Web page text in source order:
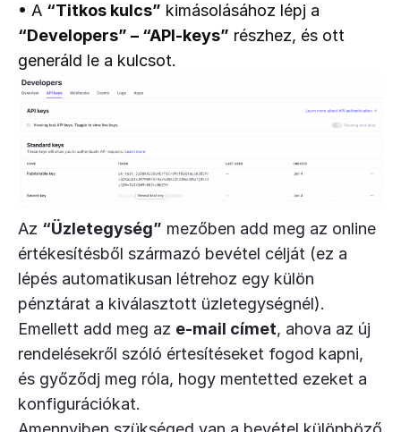
• A “Titkos kulcs”
“Developers” – “API-keys” részhez, és ott
generáld le a kulcsot.
Az “Üzletegység” mezőben add meg az online
értékesítésből származó bevétel célját (ez a
lépés automatikusan létrehoz egy külön
pénztárat a kiválasztott üzletegységnél).
Emellett add meg az e-mail címet, ahova az új
rendelésekről szóló értesítéseket fogod kapni,
és győződj meg róla, hogy mentetted ezeket a
konfigurációkat.